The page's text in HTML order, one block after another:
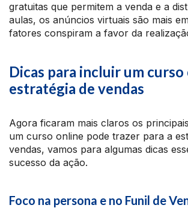
gratuitas que permitem a venda e a
aulas, os anúncios virtuais são mais
fatores conspiram a favor da
Dicas para incluir um curso
estratégia de vendas
Agora ficaram mais claros os
um curso online pode trazer para a
vendas, vamos para algumas dicas
sucesso da ação.
Foco na persona e no Funil de